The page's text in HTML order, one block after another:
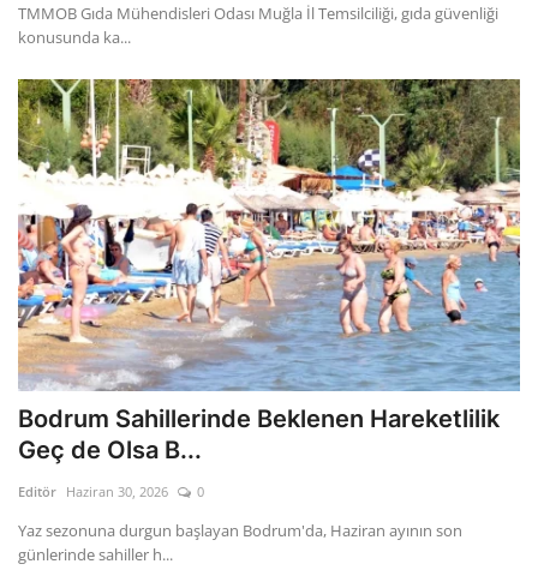
TMMOB Gıda Mühendisleri Odası Muğla İl Temsilciliği, gıda güvenliği
konusunda ka...
Bodrum Sahillerinde Beklenen Hareketlilik
Geç de Olsa B...
Editör Haziran 30, 2026 0
Yaz sezonuna durgun başlayan Bodrum'da, Haziran ayının son
günlerinde sahiller h...